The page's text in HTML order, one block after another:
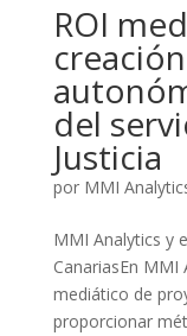
ROI
del
Justicia
por MMI
MMI Analytics y
CanariasEn
mediático de
proporcionar